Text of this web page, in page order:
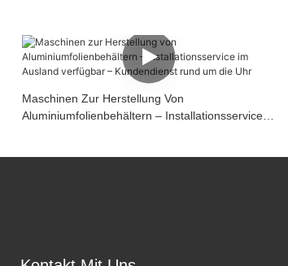
Maschinen Zur Herstellung Von
Aluminiumfolienbehältern – Installationsservice